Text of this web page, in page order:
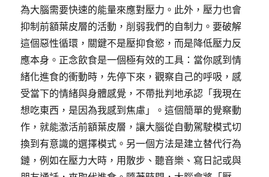
為大腦需要快速的能量來應對壓力。此外，壓力也會
抑制前額葉皮層的活動，削弱我們的自制力。要破解
這個惡性循環，關鍵不是壓抑食慾，而是降低壓力反
應本身。正念飲食是一個極有效的工具：當你感到情
緒化進食的衝動時，先停下來，觀察自己的呼吸，感
受當下的情緒與身體感覺，不帶批判地承認「我現在
想吃東西，是因為我感到焦慮」。這個簡單的覺察動
作，就能激活前額葉皮層，讓大腦從自動駕駛模式切
換到有意識的選擇模式。另一個方法是建立替代行為
鏈，例如在壓力大時，用散步、聽音樂、寫日記或與